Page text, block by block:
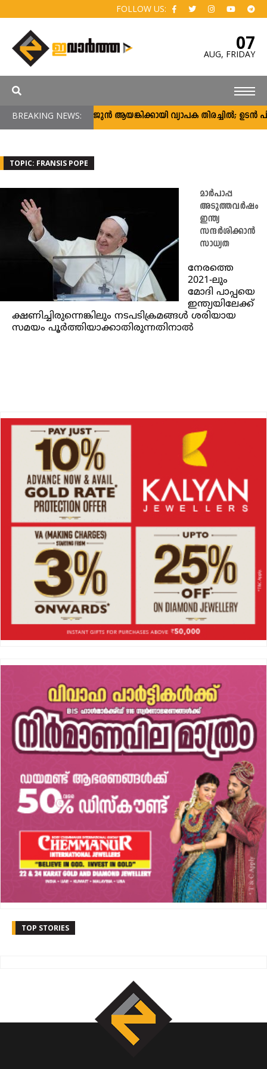
FOLLOW US:
07
AUG, FRIDAY
BREAKING NEWS:അർജുൻ ആയങ്കിക്കായി വ്യാപക തിരച്ചിൽ; ഉടൻ
TOPIC: FRANSIS POPE
മാർപാപ്പ
അടുത്തവർഷം
ഇന്ത്യ
സന്ദർശിക്കാൻ
സാധ്യത
നേരത്തെ
2021-ലും
മോദി പാപ്പയെ
ഇന്ത്യയിലേക്ക്
ക്ഷണിച്ചിരുന്നെങ്കിലും നടപടിക്രമങ്ങൾ ശരിയായ
സമയം പൂർത്തിയാക്കാതിരുന്നതിനാൽ
TOP STORIES